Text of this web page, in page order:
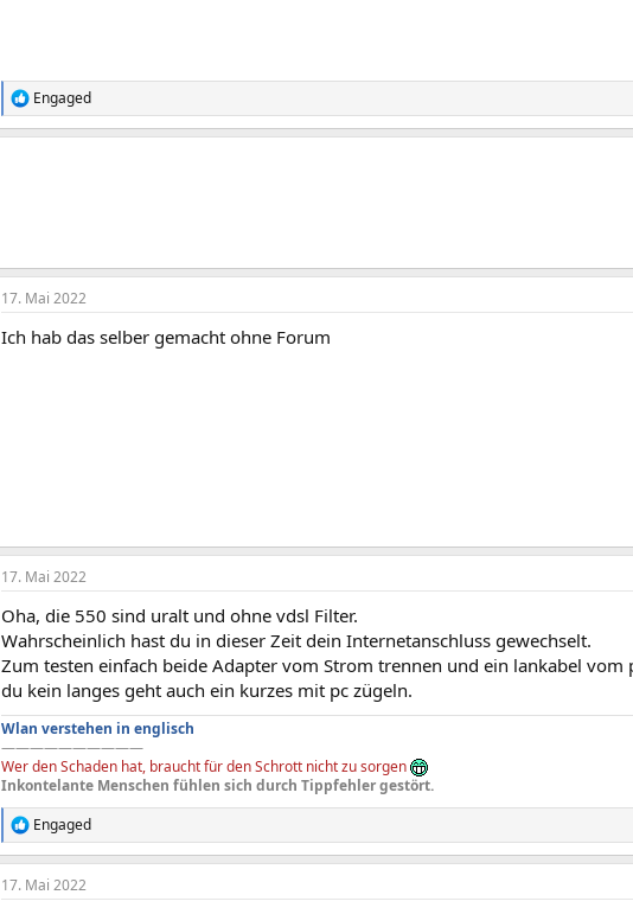
R
e
a
n
:
Engaged
17. Mai 2022
Ich hab das selber gemacht ohne Forum
17. Mai 2022
Oha, die 550 sind uralt und ohne vdsl Filter.
Wahrscheinlich hast du in dieser Zeit dein Internetanschluss gewechselt.
Zum testen einfach beide Adapter vom Strom trennen und ein lankabel vom
du kein langes geht auch ein kurzes mit pc zügeln.
Wlan verstehen in englisch
——————————
Wer den Schaden hat, braucht für den Schrott nicht zu sorgen
Inkontelante Menschen fühlen sich durch Tippfehler gestört.
R
e
a
k
Engaged
17. Mai 2022